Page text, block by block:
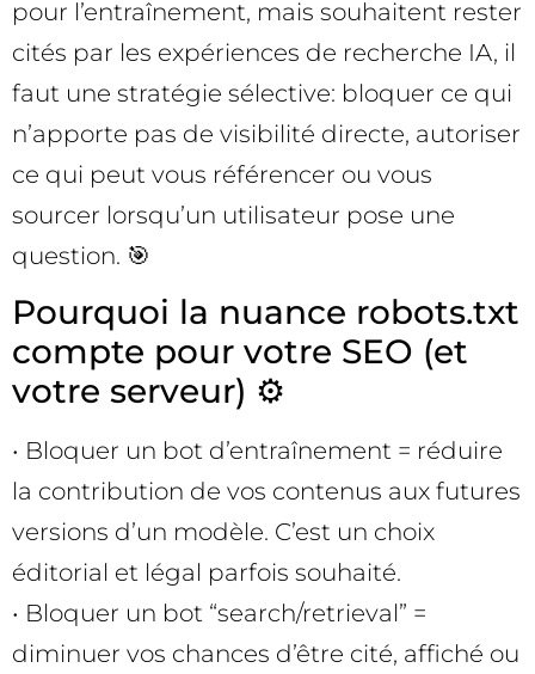
pour l’entraînement, mais souhaitent rester
cités par les expériences de recherche IA, il
faut une stratégie sélective: bloquer ce qui
n’apporte pas de visibilité directe, autoriser
ce qui peut vous référencer ou vous
sourcer lorsqu’un utilisateur pose une
question. 🎯
Pourquoi la nuance robots.txt
compte pour votre SEO (et
votre serveur) ⚙️
• Bloquer un bot d’entraînement = réduire
la contribution de vos contenus aux futures
versions d’un modèle. C’est un choix
éditorial et légal parfois souhaité.
• Bloquer un bot “search/retrieval” =
diminuer vos chances d’être cité, affiché ou